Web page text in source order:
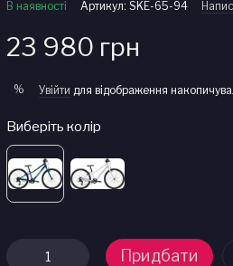
В наявності Артикул: SKE-65-94
23 980 грн
% Увійти для відображення
Виберіть колір
Придбати